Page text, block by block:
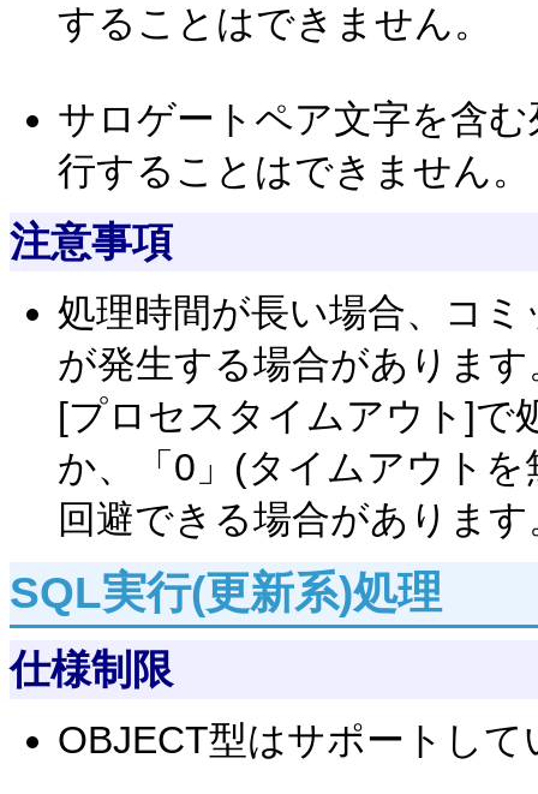
することはできません。
サロゲートペア文字を含
行することはできません。
注意事項
処理時間が長い場合、コ
が発生する場合がありま
[プロセスタイムアウト]で
か、「0」(タイムアウト
回避できる場合があります
SQL実行(更新系)処理
仕様制限
OBJECT型はサポートして